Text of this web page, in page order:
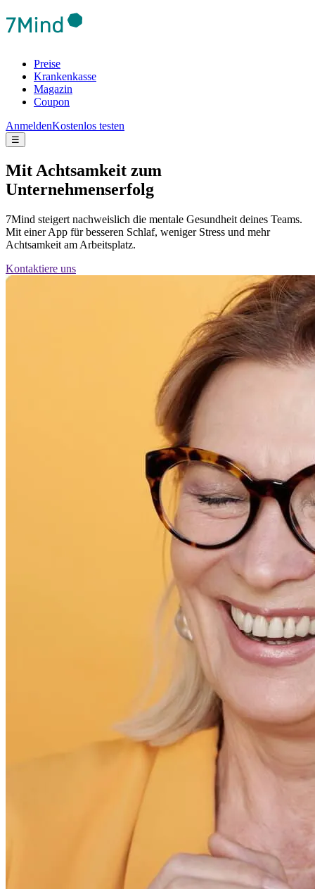
Preise
Krankenkasse
Magazin
Coupon
AnmeldenKostenlos testen
☰
Mit Achtsamkeit zum
Unternehmenserfolg
7Mind steigert nachweislich die mentale Gesundheit deines Teams.
Mit einer App für besseren Schlaf, weniger Stress und mehr
Achtsamkeit am Arbeitsplatz.
Kontaktiere uns